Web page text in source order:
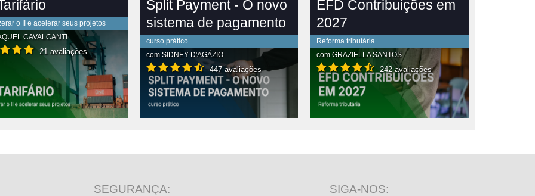
o II e acelerar seus projetos
CAVALCANTI
21 avaliações
Split Payment - O novo
sistema de pagamento
curso prático
com SIDNEY D'AGÁZIO
447 avaliações
CONTEÚDO COMPLETO
EFD Contribuições em
2027
Reforma tributária
comGRAZIELLA SANTOS
242 avaliações
VER CONTEÚDO COMPLETO
SEGURANÇA: SIGA-NOS: